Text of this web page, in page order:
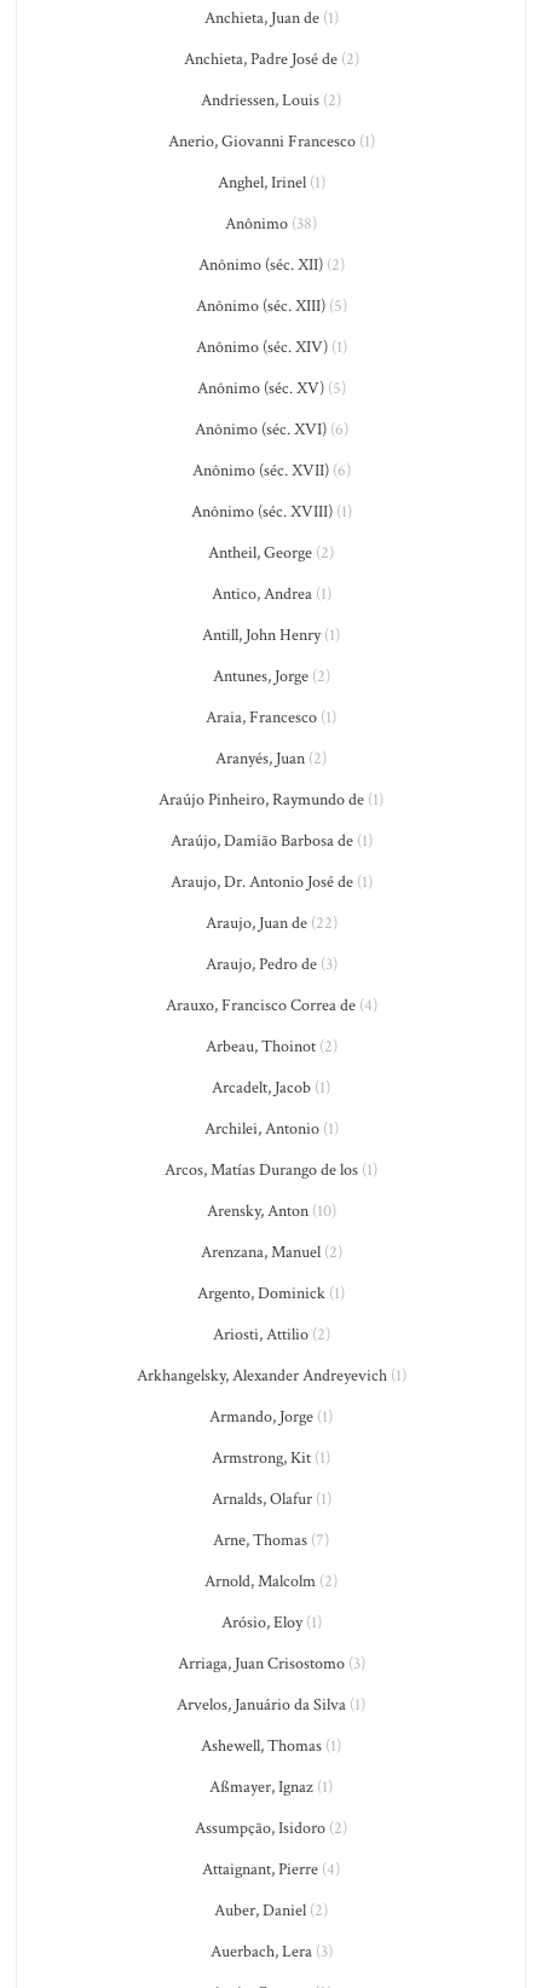
Anchieta, Juan de(1)
Anchieta, Padre José de(2)
Andriessen, Louis (2)
Anerio, Giovanni Francesco(1)
Anghel, Irinel(1)
Anônimo (38)
Anônimo (séc. XII)(2)
Anônimo (séc. XIII)(5)
Anônimo (séc. XIV)(1)
Anônimo (séc. XV)(5)
Anônimo (séc. XVI)(6)
Anônimo (séc. XVII)(6)
Anônimo (séc. XVIII)(1)
Antheil, George (2)
Antico, Andrea(1)
Antill, John Henry(1)
Antunes, Jorge(2)
Araia, Francesco (1)
Aranyés, Juan (2)
Araújo Pinheiro, Raymundo de (1)
Araújo, Damião Barbosa de(1)
Araujo, Dr. Antonio José de(1)
Araujo, Juan de(22)
Araujo, Pedro de(3)
Arauxo, Francisco Correa de(4)
Arbeau, Thoinot(2)
Arcadelt, Jacob (1)
Archilei, Antonio(1)
Arcos, Matías Durango de los (1)
Arensky, Anton(10)
Arenzana, Manuel(2)
Argento, Dominick (1)
Ariosti, Attilio(2)
Arkhangelsky, Alexander Andreyevich(1)
Armando, Jorge (1)
Armstrong, Kit (1)
Arnalds, Olafur(1)
Arne, Thomas (7)
Arnold, Malcolm (2)
Arósio, Eloy(1)
Arriaga, Juan Crisostomo(3)
Arvelos, Januário da Silva (1)
Ashewell, Thomas (1)
Aßmayer, Ignaz (1)
Assumpção, Isidoro (2)
Attaignant, Pierre (4)
Auber, Daniel (2)
Auerbach, Lera(3)